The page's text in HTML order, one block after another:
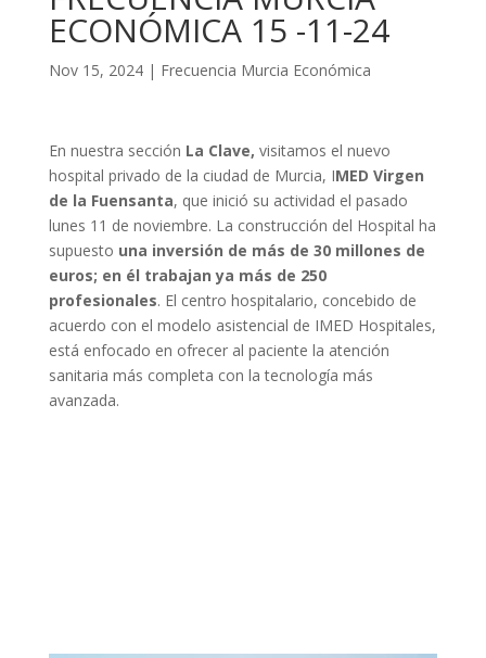
ECONÓMICA 15 -11-24
Nov 15, 2024| Frecuencia Murcia Económica
En nuestra sección La Clave, visitamos el nuevo
hospital privado de la ciudad de Murcia, IMED Virgen
de la Fuensanta, que inició su actividad el pasado
lunes 11 de noviembre. La construcción del Hospital ha
supuesto una inversión de más de 30 millones de
euros; en él trabajan ya más de 250
profesionales. El centro hospitalario, concebido de
acuerdo con el modelo asistencial de IMED Hospitales,
está enfocado en ofrecer al paciente la atención
sanitaria más completa con la tecnología más
avanzada.